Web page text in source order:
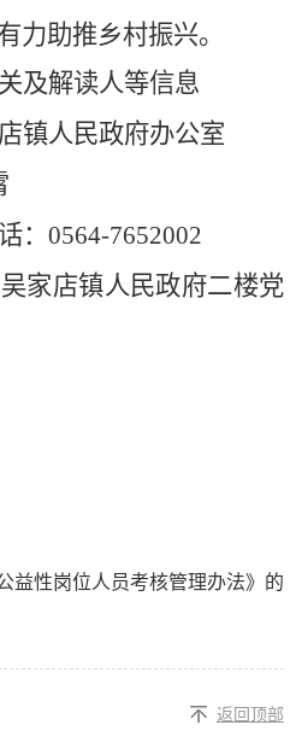
力助推乡村振兴。
及解读人等信息
镇人民政府办公室
： 0564-7652002
家店镇人民政府二楼党
益性岗位人员考核管理办法》的
返回顶部